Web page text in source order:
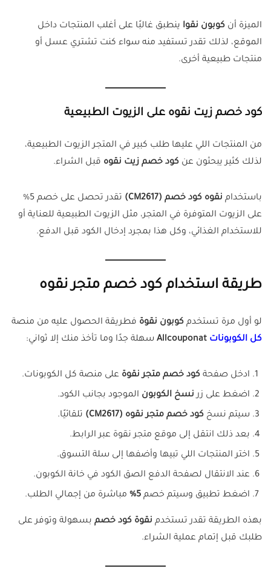
الميزة أن كوبون نقوا ينطبق غالبًا على أغلب المنتجات داخل
الموقع، لذلك تقدر تستفيد منه سواء كنت تشتري عسل أو
منتجات طبيعية أخرى.
كود خصم زيت نقوه على الزيوت الطبيعية
من المنتجات اللي عليها طلب كبير في المتجر الزيوت الطبيعية،
لذلك كثير يبحثون عن كود خصم زيت نقوه قبل الشراء.
باستخدام نقوه كود خصم (CM2617)
تقدر تحصل على خصم 5%
على الزيوت المتوفرة في المتجر، مثل الزيوت الطبيعية للعناية أو
للاستخدام الغذائي، وكل هذا بمجرد إدخال الكود قبل الدفع.
طريقة استخدام كود خصم متجر نقوه
لو أول مرة تستخدم كوبون نقوة فطريقة الحصول عليه من منصة
كل الكوبونات
سهلة جدًا وما تأخذ منك إلا ثواني:
ادخل صفحة كود خصم متجر نقوة على منصة كل الكوبونات.
اضغط على زرنسخ الكوبون الموجود بجانب الكود.
سيتم نسخ كود خصم متجر نقوه (CM2617) تلقائيًا.
بعد ذلك انتقل إلى موقع متجر نقوة عبر الرابط.
اختر المنتجات اللي تبيها وأضفها إلى سلة التسوق.
عند الانتقال لصفحة الدفع الصق الكود في خانة الكوبون.
اضغط تطبيق وسيتم خصم 5% مباشرة من إجمالي الطلب.
بهذه الطريقة تقدر تستخدم نقوة كود خصم بسهولة وتوفر على
طلبك قبل إتمام عملية الشراء.